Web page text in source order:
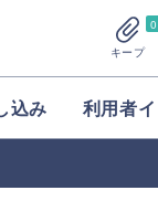
0
キープ
込み 利用者